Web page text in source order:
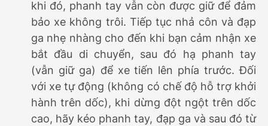
khi đó, phanh tay vẫn còn được giữ để đảm
bảo xe không trôi. Tiếp tục nhả côn và đạp
ga nhẹ nhàng cho đến khi bạn cảm nhận xe
bắt đầu di chuyển, sau đó hạ phanh tay
(vẫn giữ ga) để xe tiến lên phía trước. Đối
với xe tự động (không có chế độ hỗ trợ khởi
hành trên dốc), khi dừng đột ngột trên dốc
cao, hãy kéo phanh tay, đạp ga và sau đó từ